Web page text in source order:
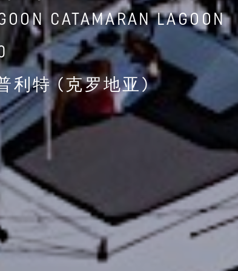
CATAMARAN LAGOON
利特 (克罗地亚)